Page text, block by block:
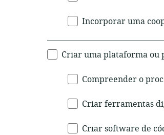
Incorporar uma
Criar uma plataforma ou
Compreender o
Criar ferramentas
Criar software de